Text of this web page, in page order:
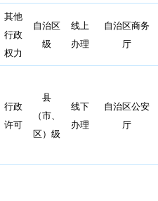
其他
行政
权力
自治区
级
线上
办理
自治区商务
厅
行政
许可
县
（市、
区）级
线下
办理
自治区公安
厅